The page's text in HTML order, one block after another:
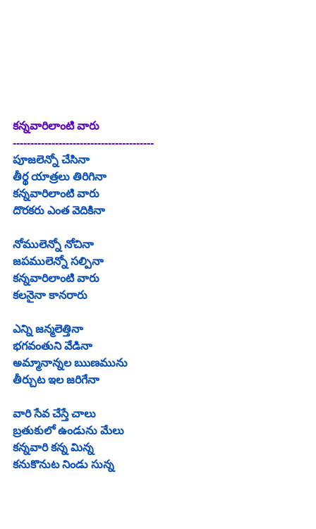
కన్నవారిలాంటి వారు
----------------------------------------
పూజలెన్నో చేసినా
తీర్థ యాత్రలు తిరిగినా
కన్నవారిలాంటి వారు
దొరకరు ఎంత వెదికినా
నోములెన్నో నోచినా
జపములెన్నో సల్పినా
కన్నవారిలాంటి వారు
కలనైనా కానరారు
ఎన్ని జన్మలెత్తినా
భగవంతుని వేడినా
అమ్మానాన్నల ఋణమును
తీర్చుట ఇల జరిగేనా
వారి సేవ చేస్తే చాలు
బ్రతుకులో ఉండును మేలు
కన్నవారి కన్న మిన్న
కనుకొనుట నిండు సున్న